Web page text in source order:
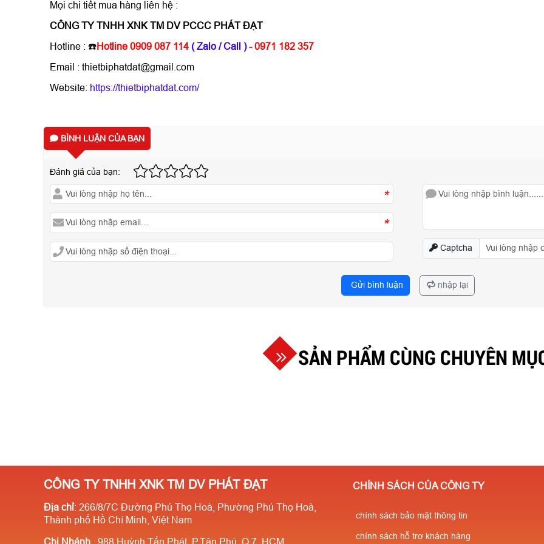
Mọi chi tiết mua hàng liên hệ :
CÔNG TY TNHH XNK TM DV PCCC PHÁT ĐẠT
Hotline : ☎️Hotline 0909 087 114 ( Zalo / Call )- 0971 182 357
Email : thietbiphatdat@gmail.com
Website: https://thietbiphatdat.com/
BÌNH LUẬN CỦA BẠN
Đánh giá của bạn:
*
*
Captcha
Gửi bình luận nhập lại
SẢN PHẨM CÙNG CHUYÊN
CÔNG TY TNHH XNK TM DV PHÁT ĐẠT
Địa chỉ: 266/8/7C Đường Phú Thọ Hoà, Phường Phú Thọ Hoà,
Thành phố Hồ Chí Minh, Việt Nam
CHÍNH SÁCH CỦA CÔNG TY
chính sách bảo mật thông tin
chính sách hỗ trợ khách hàng